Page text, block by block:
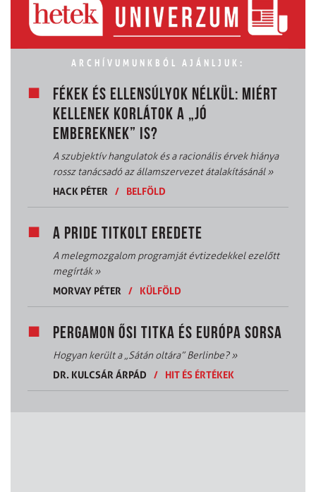
ARCHÍVUMUNKBÓL AJÁNLJUK:
FÉKEK ÉS ELLENSÚLYOK NÉLKÜL: MIÉRT
KELLENEK KORLÁTOK A „JÓ
EMBEREKNEK” IS?
A szubjektív hangulatok és a racionális érvek hiánya
rossz tanácsadó az államszervezet átalakításánál»
HACK PÉTER
/ BELFÖLD
A PRIDE TITKOLT EREDETE
A melegmozgalom programját évtizedekkel ezelőtt
megírták»
MORVAY PÉTER
/ KÜLFÖLD
PERGAMON ŐSI TITKA ÉS EURÓPA SORSA
Hogyan került a „Sátán oltára” Berlinbe?»
DR. KULCSÁR ÁRPÁD
/ HIT ÉS ÉRTÉKEK